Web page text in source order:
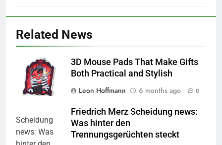
Related News
3D Mouse Pads That Make Gifts
Both Practical and Stylish
Leon Hoffmann
6 months ago 0
Friedrich Merz Scheidung news:
Was hinter den
Trennungsgerüchten steckt